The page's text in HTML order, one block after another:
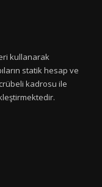
kullanarak
statik hesap ve
kadrosu ile